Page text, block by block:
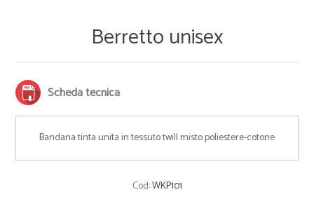
Berretto unisex
Scheda tecnica
Bandana tinta unita in tessuto twill misto poliestere-cotone
Cod:WKP101